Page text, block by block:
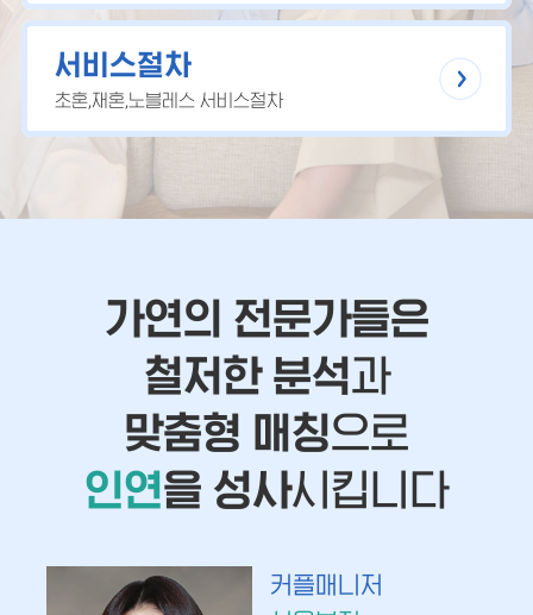
서비스절차
초혼,재혼,노블레스 서비스절차
가연의 전문가들은
철저한 분석과
맞춤형 매칭으로
인연을 성사시킵니다
커플매니저